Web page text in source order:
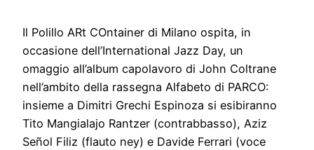
Il Polillo ARt COntainer di Milano ospita, in
occasione dell’International Jazz Day, un
omaggio all’album capolavoro di John Coltrane
nell’ambito della rassegna Alfabeto di PARCO:
insieme a Dimitri Grechi Espinoza si esibiranno
Tito Mangialajo Rantzer (contrabbasso), Aziz
Señol Filiz (flauto ney) e Davide Ferrari (voce